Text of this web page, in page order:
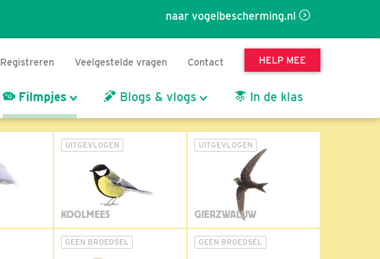
naar vogelbescherming.nl
Registreren Veelgestelde vragen Contact HELP MEE
Filmpjes Blogs & vlogs In de klas
UITGEVLOGEN
KOOLMEES
UITGEVLOGEN
GIERZWALUW
GEEN BROEDSEL GEEN BROEDSEL